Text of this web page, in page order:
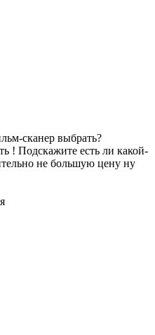
сканер выбрать?
! Подскажите есть ли какой-
не большую цену ну